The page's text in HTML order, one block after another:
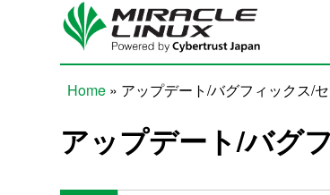
Skip to main content
Home » アップデート/バグフィックス/
アップデート/バグ